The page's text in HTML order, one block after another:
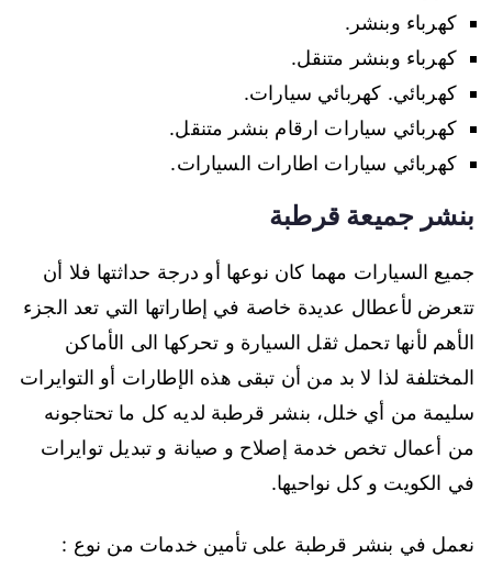
كهرباء وبنشر.
كهرباء وبنشر متنقل.
كهربائي. كهربائي سيارات.
كهربائي سيارات ارقام بنشر متنقل.
كهربائي سيارات اطارات السيارات.
بنشر جميعة قرطبة
جميع السيارات مهما كان نوعها أو درجة حداثتها فلا أن
تتعرض لأعطال عديدة خاصة في إطاراتها التي تعد الجزء
الأهم لأنها تحمل ثقل السيارة و تحركها الى الأماكن
المختلفة لذا لا بد من أن تبقى هذه الإطارات أو التوايرات
سليمة من أي خلل، بنشر قرطبة لديه كل ما تحتاجونه
من أعمال تخص خدمة إصلاح و صيانة و تبديل توايرات
في الكويت و كل نواحيها.
نعمل في بنشر قرطبة على تأمين خدمات من نوع :